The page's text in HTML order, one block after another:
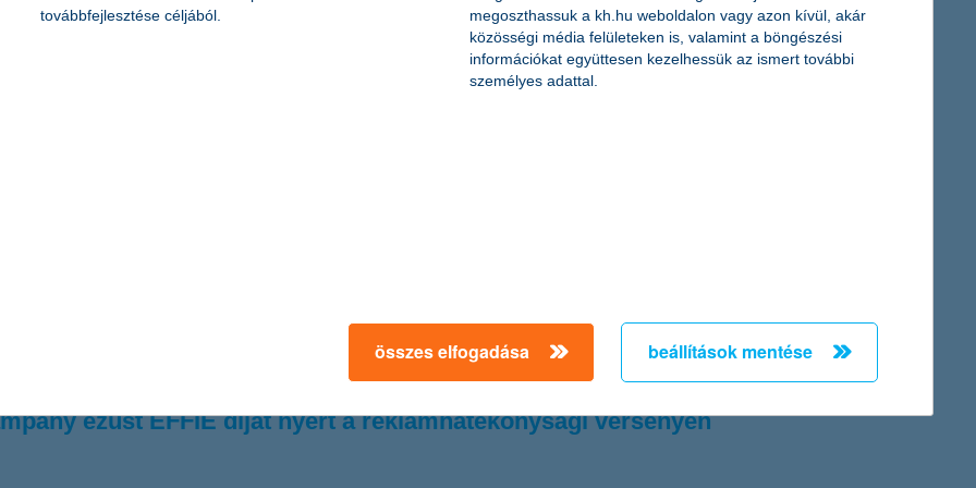
várakozásai szinten maradtak az előző negyedévhez képest. A hazai vállalkozások átlagosan 6,4%-os árbevétel és 3,6%-os
jövőbeni alakulását tekintve a mezőgazdasági cégek a legoptimistábbak, miközben az ipari, építőipari cégek számítanak
tekintve szintén a mezőgazdasági cégek a legpozitívabbak, míg a kereskedelmi szektor számít a legkisebb mértékű
ezüst EFFIE díjat nyert a reklámhatékonysági versenyen
továbbfejlesztése céljából.
megoszthassuk a kh.hu weboldalon vagy azon kívül, akár
közösségi média felületeken is, valamint a böngészési
információkat együttesen kezelhessük az ismert további
személyes adattal.
összes elfogadása beállítások mentése